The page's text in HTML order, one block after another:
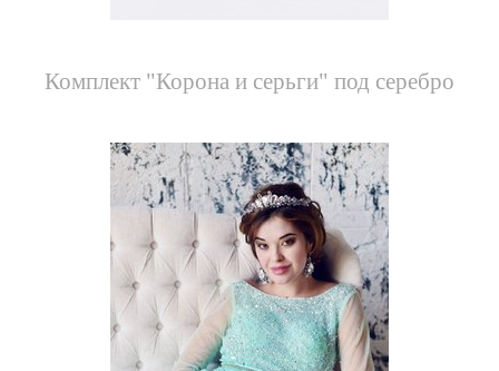
Комплект "Корона и серьги" под серебро